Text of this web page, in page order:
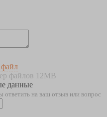
файлов 12MB
данные
на ваш отзыв или вопрос